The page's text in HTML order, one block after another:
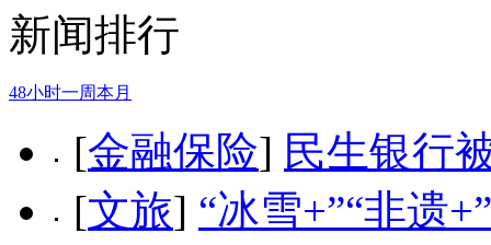
新闻排行
48小时一周本月
[金融保险] 民生银行
[文旅] “冰雪+”“非遗